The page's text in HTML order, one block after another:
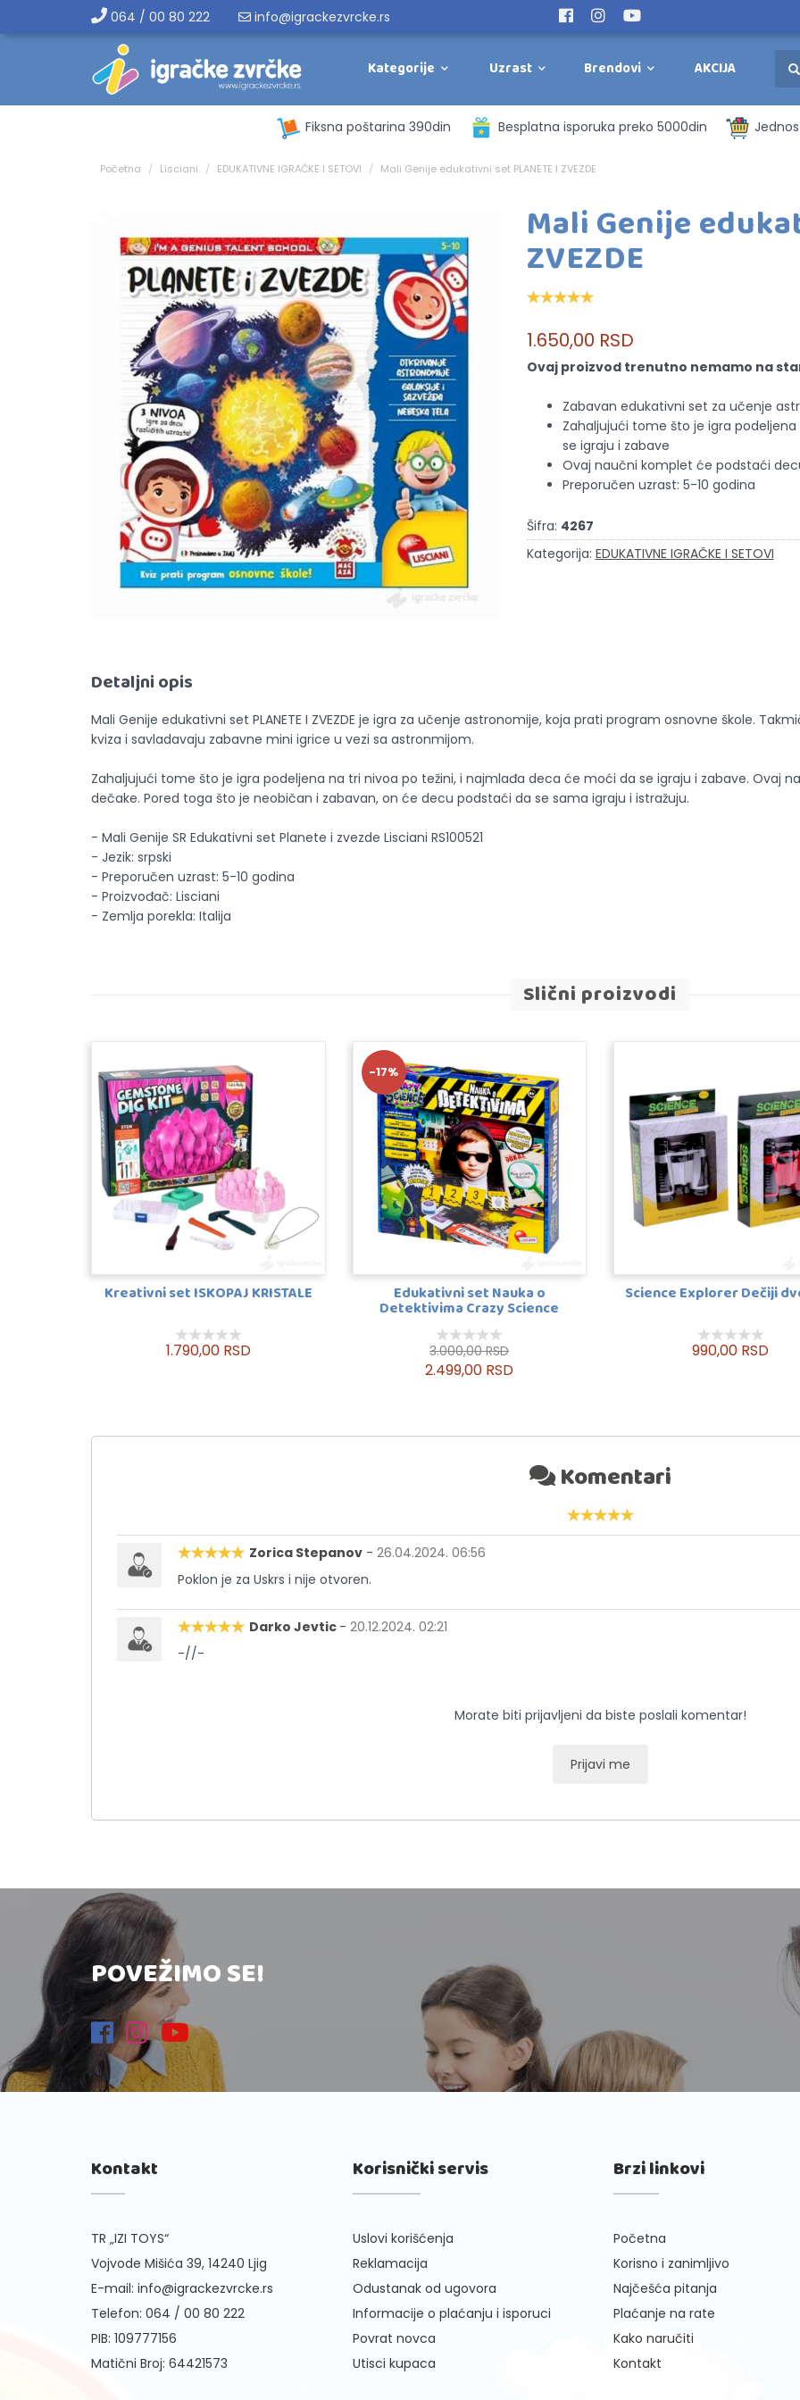
064 / 00 80 222 info@igrackezvrcke.rs
Kategorije Uzrast Brendovi AKCIJA
Fiksna poštarina 390din Besplatna isporuka preko 5000din
Početna Lisciani EDUKATIVNE IGRAČKE I SETOVI Mali Genije edukativni set PLANETE I ZVEZDE
Mali Genije
ZVEZDE
1.650,00 RSD
Ovaj proizvod trenutno nemamo na
Zabavan edukativni set za učenje
Zahaljujući tome što je igra
se igraju i zabave
Ovaj naučni komplet će podstaći
Preporučen uzrast: 5-10 godina
Šifra: 4267
Kategorija: EDUKATIVNE IGRAČKE I SETOVI
Detaljni opis
Mali Genije edukativni set PLANETE I ZVEZDE je igra za učenje astronomije, koja prati program osnovne škole.
kviza i savladavaju zabavne mini igrice u vezi sa astronmijom.
Zahaljujući tome što je igra podeljena na tri nivoa po težini, i najmlađa deca će moći da se igraju i zabave. Ovaj
dečake. Pored toga što je neobičan i zabavan, on će decu podstaći da se sama igraju i istražuju.
- Mali Genije SR Edukativni set Planete i zvezde Lisciani RS100521
- Jezik: srpski
- Preporučen uzrast: 5-10 godina
- Proizvođač: Lisciani
- Zemlja porekla: Italija
Slični proizvodi
Kreativni set ISKOPAJ KRISTALE
1.790,00 RSD
-17%
Edukativni set Nauka o
Detektivima Crazy Science
3.000,00 RSD
2.499,00 RSD
Science Explorer Dečiji
990,00 RSD
Komentari
Zorica Stepanov - 26.04.2024. 06:56
Poklon je za Uskrs i nije otvoren.
Darko Jevtic - 20.12.2024. 02:21
-//-
Morate biti prijavljeni da biste poslali komentar!
Prijavi me
POVEŽIMO SE!
Kontakt
TR „IZI TOYS“
Vojvode Mišića 39, 14240 Ljig
E-mail: info@igrackezvrcke.rs
Telefon: 064 / 00 80 222
PIB: 109777156
Matični Broj: 64421573
Korisnički servis
Uslovi korišćenja
Reklamacija
Odustanak od ugovora
Informacije o plaćanju i isporuci
Povrat novca
Utisci kupaca
Brzi linkovi
Početna
Korisno i zanimljivo
Najčešća pitanja
Plaćanje na rate
Kako naručiti
Kontakt